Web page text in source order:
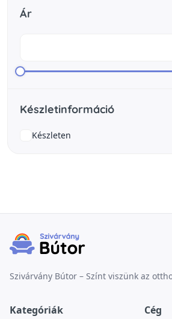
Ár
Készletinformáció
Készleten
Szivárvány Bútor – Színt viszünk az
Kategóriák Cég